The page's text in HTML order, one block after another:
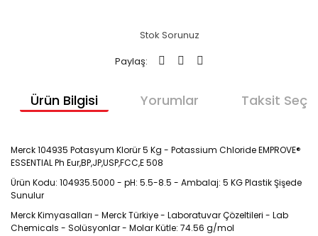
Stok Sorunuz
Paylaş:
Ürün Bilgisi Yorumlar Taksit
Merck 104935 Potasyum Klorür 5 Kg - Potassium Chloride EMPROVE®
ESSENTIAL Ph Eur,BP,JP,USP,FCC,E 508
Ürün Kodu: 104935.5000 - pH: 5.5-8.5 - Ambalaj: 5 KG Plastik Şişede
Sunulur
Merck Kimyasalları - Merck Türkiye - Laboratuvar Çözeltileri - Lab
Chemicals - Solüsyonlar - Molar Kütle: 74.56 g/mol